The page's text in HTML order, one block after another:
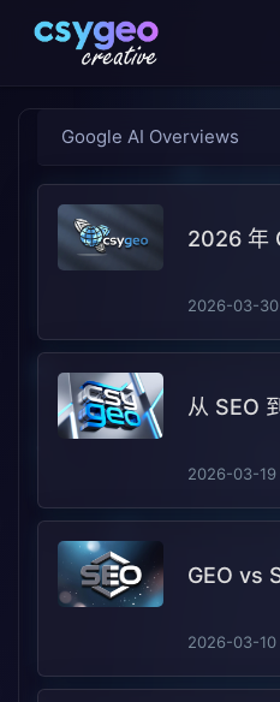
Google AI Overviews
2026-03-30
2026-03-19
2026-03-10